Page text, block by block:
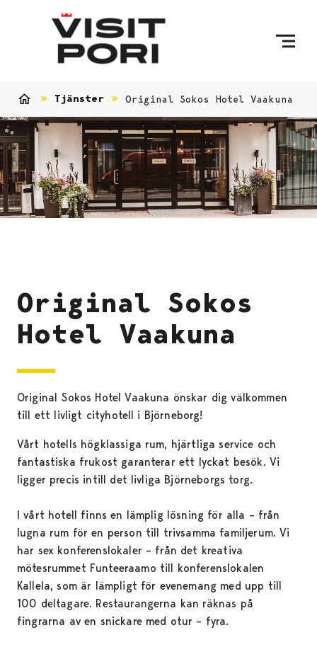
Tjänster Original Sokos Hotel Vaakuna
Original Sokos
Hotel Vaakuna
Original Sokos Hotel Vaakuna önskar dig välkommen
till ett livligt cityhotell i Björneborg!
Vårt hotells högklassiga rum, hjärtliga service och
fantastiska frukost garanterar ett lyckat besök. Vi
ligger precis intill det livliga Björneborgs torg.
I vårt hotell finns en lämplig lösning för alla – från
lugna rum för en person till trivsamma familjerum. Vi
har sex konferenslokaler – från det kreativa
mötesrummet Funteeraamo till konferenslokalen
Kallela, som är lämpligt för evenemang med upp till
100 deltagare. Restaurangerna kan räknas på
fingrarna av en snickare med otur – fyra.